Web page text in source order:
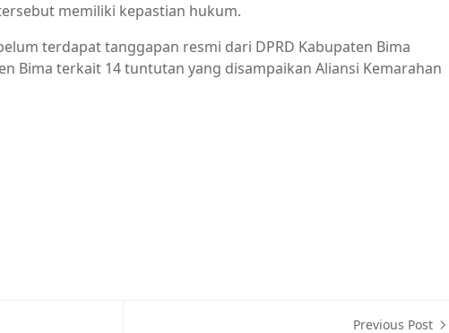
memiliki kepastian hukum.
terdapat tanggapan resmi dari DPRD Kabupaten Bima
Bima terkait 14 tuntutan yang disampaikan Aliansi Kemarahan
Previous Post